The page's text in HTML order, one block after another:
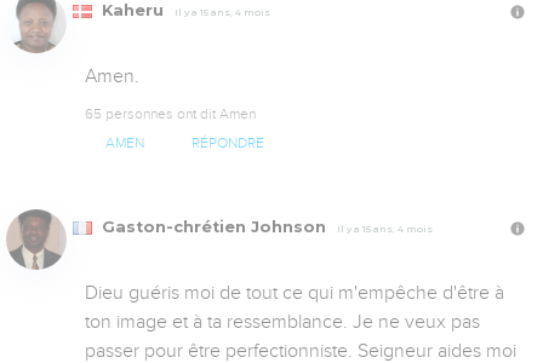
Kaheru Il y a 15 ans, 4 mois
Amen.
65 personnes ont dit Amen
AMEN RÉPONDRE
Gaston-chrétien Johnson Il y a 15 ans, 4 mois
Dieu guéris moi de tout ce qui m'empêche d'être à
ton image et à ta ressemblance. Je ne veux pas
passer pour être perfectionniste. Seigneur aides moi